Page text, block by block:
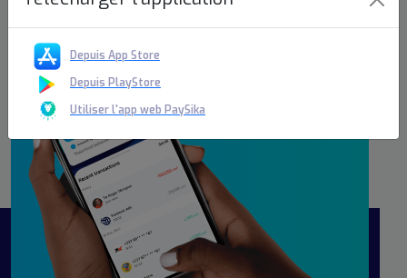
Depuis App Store
Depuis PlayStore
Utiliser l'app web PaySika